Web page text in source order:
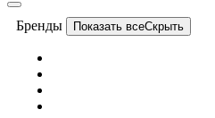
Бренды Показать всеСкрыть